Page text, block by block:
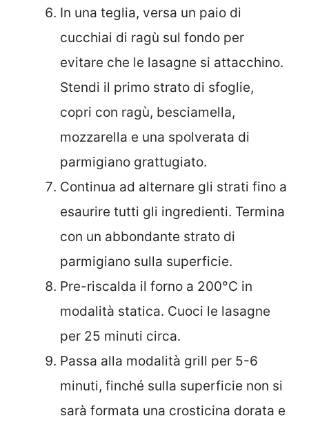
In una teglia, versa un paio di
cucchiai di ragù sul fondo per
evitare che le lasagne si attacchino.
Stendi il primo strato di sfoglie,
copri con ragù, besciamella,
mozzarella e una spolverata di
parmigiano grattugiato.
Continua ad alternare gli strati fino a
esaurire tutti gli ingredienti. Termina
con un abbondante strato di
parmigiano sulla superficie.
Pre-riscalda il forno a 200°C in
modalità statica. Cuoci le lasagne
per 25 minuti circa.
Passa alla modalità grill per 5-6
minuti, finché sulla superficie non si
sarà formata una crosticina dorata e